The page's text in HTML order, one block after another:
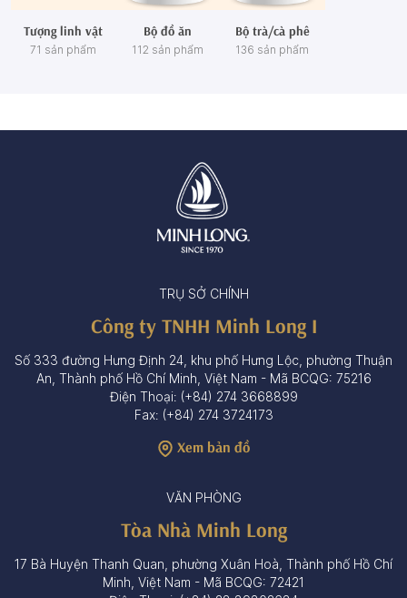
Tượng linh vật
71 sản phẩm
Bộ đồ ăn
112 sản phẩm
Bộ trà/cà phê
136 sản phẩm
TRỤ SỞ CHÍNH
Công ty TNHH Minh Long I
Số 333 đường Hưng Định 24, khu phố Hưng Lộc, phường Thuận
An, Thành phố Hồ Chí Minh, Việt Nam - Mã BCQG: 75216
Điện Thoại: (+84) 274 3668899
Fax: (+84) 274 3724173
Xem bản đồ
VĂN PHÒNG
Tòa Nhà Minh Long
17 Bà Huyện Thanh Quan, phường Xuân Hoà, Thành phố Hồ Chí
Minh, Việt Nam - Mã BCQG: 72421